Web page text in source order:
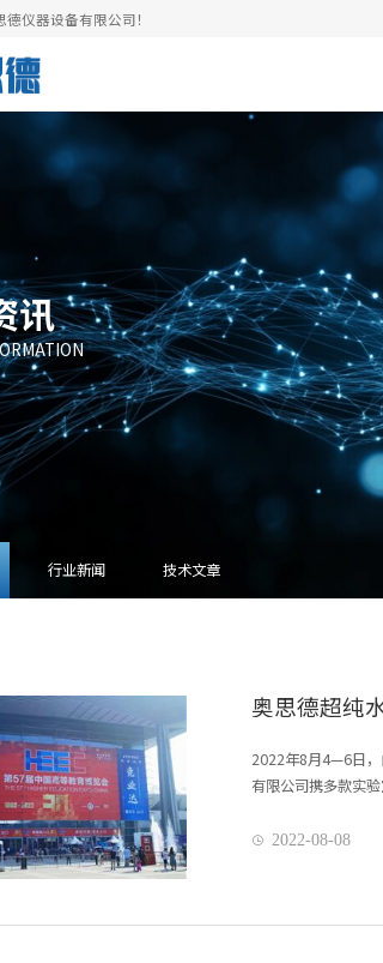
仪器设备有限公司！
讯
行业新闻 技术文章
奥思德超纯
2022年8月4—6日，
有限公司携多款实
 2022-08-08